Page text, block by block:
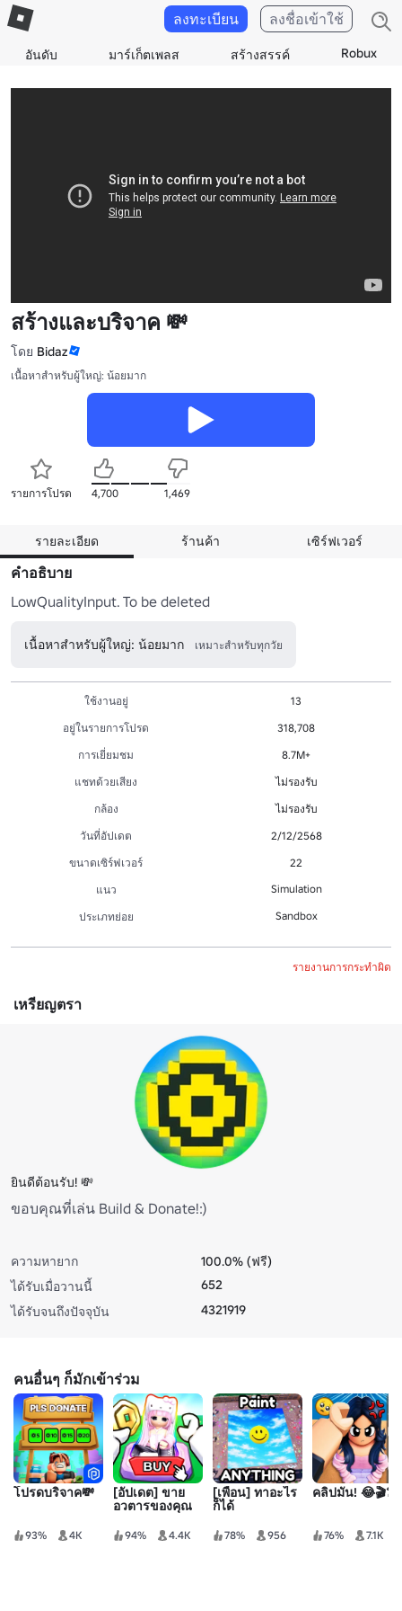
อันดับ มาร์เก็ตเพลส สร้างสรรค์ Robux
ลงทะเบียน ลงชื่อเข้าใช้
สร้างและบริจาค 💸
โดย Bidaz
เนื้อหาสำหรับผู้ใหญ่: น้อยมาก
รายการโปรด 4,700 1,469
รายละเอียด ร้านค้า เซิร์ฟเวอร์
คำอธิบาย
LowQualityInput. To be deleted
เนื้อหาสำหรับผู้ใหญ่: น้อยมาก เหมาะสำหรับทุกวัย
ใช้งานอยู่
13
อยู่ในรายการโปรด
318,708
การเยี่ยมชม
8.7M+
แชทด้วยเสียง
ไม่รองรับ
กล้อง
ไม่รองรับ
วันที่อัปเดต
2/12/2568
ขนาดเซิร์ฟเวอร์
22
แนว
Simulation
ประเภทย่อย Sandbox
รายงานการกระทำผิด
เหรียญตรา
ยินดีต้อนรับ! 💸
ขอบคุณที่เล่น Build & Donate!:)
ความหายาก
100.0% (ฟรี)
ได้รับเมื่อวานนี้
652
ได้รับจนถึงปัจจุบัน
4321919
คนอื่นๆ ก็มักเข้าร่วม
โปรดบริจาค💸
93% 4K
[อัปเดต] ขาย
อวตารของคุณ
94% 4.4K
[เพื่อน] ทาอะไร
ก็ได้
78% 956
คลิปมัน! 😂🎬👗
76% 7.1K